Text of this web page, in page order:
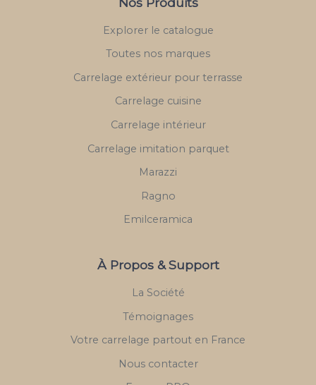
Explorer le catalogue
Toutes nos marques
Carrelage extérieur pour terrasse
Carrelage cuisine
Carrelage intérieur
Carrelage imitation parquet
Marazzi
Ragno
Emilceramica
À Propos & Support
La Société
Témoignages
Votre carrelage partout en France
Nous contacter